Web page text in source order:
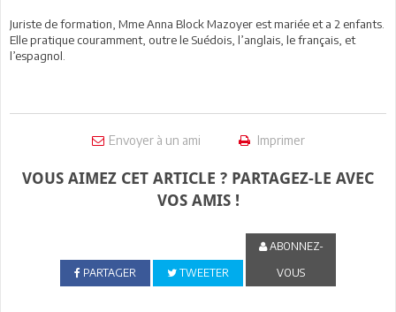
Juriste de formation, Mme Anna Block Mazoyer est mariée et a 2 enfants.
Elle pratique couramment, outre le Suédois, l’anglais, le français, et
l’espagnol.
Envoyer à un ami Imprimer
VOUS AIMEZ CET ARTICLE ? PARTAGEZ-LE AVEC
VOS AMIS !
PARTAGER TWEETER
ABONNEZ-
VOUS